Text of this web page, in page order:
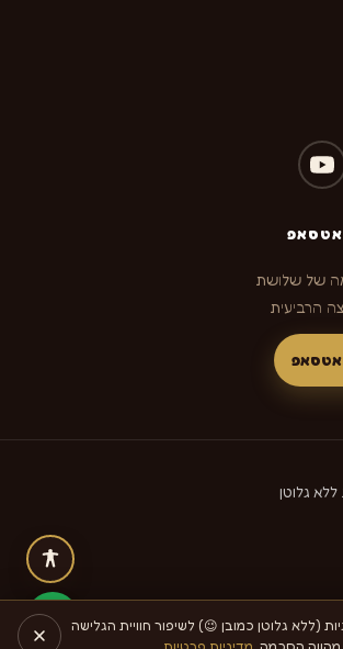
של שלושת
הרביעית
גלוטן
(ללא גלוטן כמובן 😉) לשיפור חוויית הגלישה